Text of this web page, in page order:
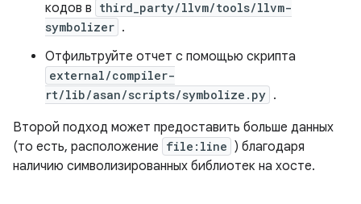
кодов в third_party/llvm/tools/llvm-
symbolizer .
Отфильтруйте отчет с помощью скрипта
external/compiler-
rt/lib/asan/scripts/symbolize.py .
Второй подход может предоставить больше данных
(то есть, расположение file:line ) благодаря
наличию символизированных библиотек на хосте.